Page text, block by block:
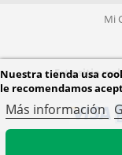
Nuestra tienda usa
le recomendamos
Más información
Mi
Este sitio